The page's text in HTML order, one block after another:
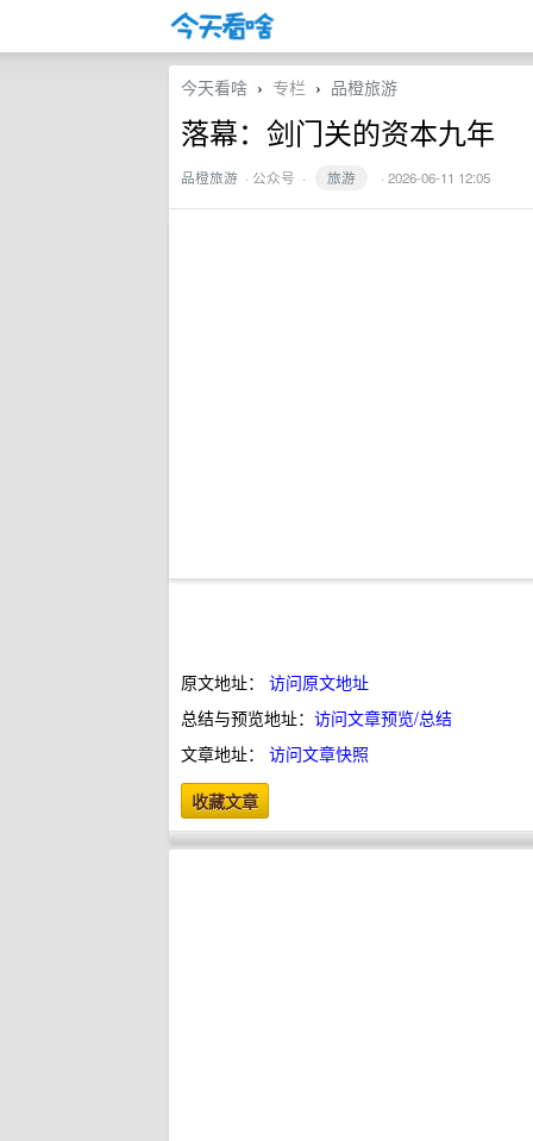
今天看啥 › 专栏 › 品橙旅游
落幕：剑门关的资本九年
品橙旅游 · 公众号 · 旅游 · 2026-06-11 12:05
原文地址： 访问原文地址
总结与预览地址： 访问文章预览/总结
文章地址： 访问文章快照